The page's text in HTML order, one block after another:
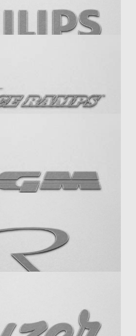
McGard
P21S
Philips
RaceRamps
RGM